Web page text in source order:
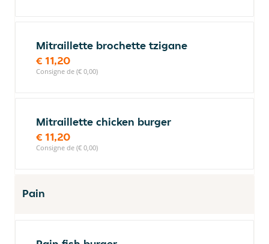
Mitraillette brochette tzigane
€ 11,20
Consigne de (€ 0,00)
Mitraillette chicken burger
€ 11,20
Consigne de (€ 0,00)
Pain